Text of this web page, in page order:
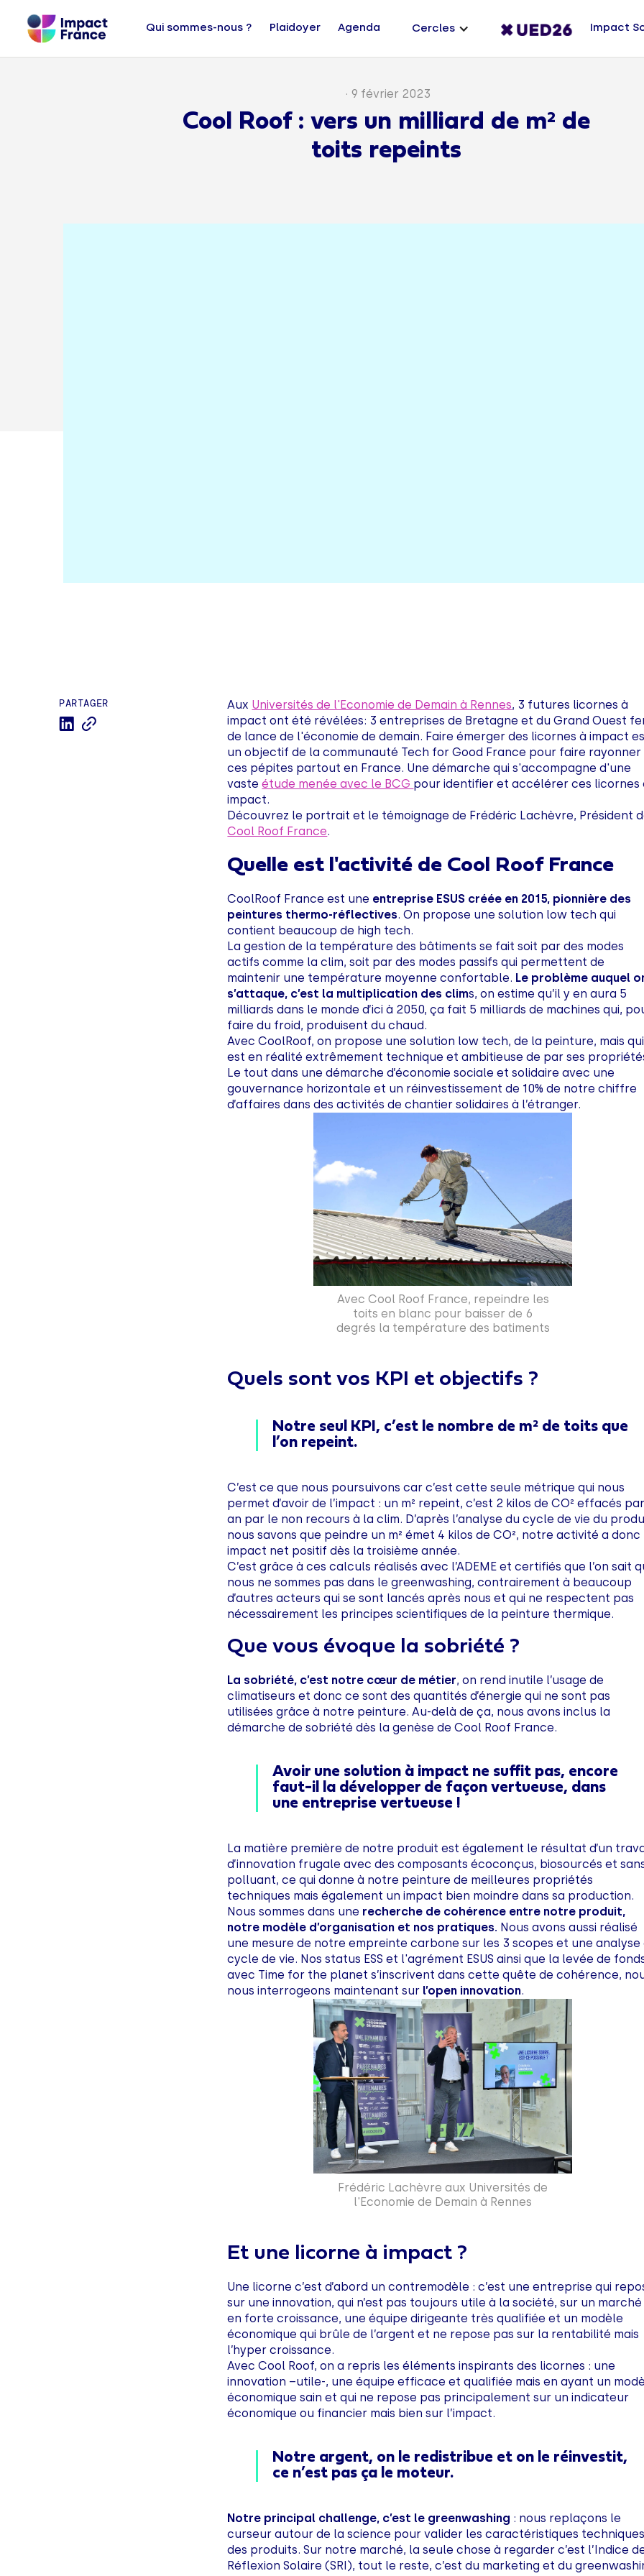
Qui sommes-nous ? Plaidoyer Agenda Cercles Impact
· 9 février 2023
Cool Roof : vers un milliard de m² de
toits repeints
PARTAGER Aux Universités de l'Economie de Demain à Rennes, 3 futures licornes à
impact ont été révélées: 3 entreprises de Bretagne et du Grand Ouest
de lance de l'économie de demain. Faire émerger des licornes à impact
un objectif de la communauté Tech for Good France pour faire rayonner
ces pépites partout en France. Une démarche qui s'accompagne d'une
vasteétude menée avec le BCG pour identifier et accélérer ces licornes
impact.
Découvrez le portrait et le témoignage de Frédéric Lachèvre, Président
Cool Roof France.
Quelle est l'activité de Cool Roof France
CoolRoof France est une entreprise ESUS créée en 2015, pionnière des
peintures thermo-réflectives. On propose une solution low tech qui
contient beaucoup de high tech.
La gestion de la température des bâtiments se fait soit par des modes
actifs comme la clim, soit par des modes passifs qui permettent de
maintenir une température moyenne confortable. Le problème auquel
s’attaque, c’est la multiplication des clims, on estime qu’il y en aura 5
milliards dans le monde d’ici à 2050, ça fait 5 milliards de machines qui,
faire du froid, produisent du chaud.
Avec CoolRoof, on propose une solution low tech, de la peinture, mais qui
est en réalité extrêmement technique et ambitieuse de par ses
Le tout dans une démarche d’économie sociale et solidaire avec une
gouvernance horizontale et un réinvestissement de 10% de notre chiffre
d’affaires dans des activités de chantier solidaires à l’étranger.
Avec Cool Roof France, repeindre les
toits en blanc pour baisser de 6
degrés la température des batiments
Quels sont vos KPI et objectifs ?
Notre seul KPI, c’est le nombre de m² de toits que
l’on repeint.
C’est ce que nous poursuivons car c’est cette seule métrique qui nous
permet d’avoir de l’impact : un m² repeint, c’est 2 kilos de CO² effacés
an par le non recours à la clim. D’après l’analyse du cycle de vie du
nous savons que peindre un m² émet 4 kilos de CO², notre activité a donc
impact net positif dès la troisième année.
C’est grâce à ces calculs réalisés avec l’ADEME et certifiés que l’on sait
nous ne sommes pas dans le greenwashing, contrairement à beaucoup
d’autres acteurs qui se sont lancés après nous et qui ne respectent pas
nécessairement les principes scientifiques de la peinture thermique.
Que vous évoque la sobriété ?
La sobriété, c’est notre cœur de métier, on rend inutile l’usage de
climatiseurs et donc ce sont des quantités d’énergie qui ne sont pas
utilisées grâce à notre peinture. Au-delà de ça, nous avons inclus la
démarche de sobriété dès la genèse de Cool Roof France.
Avoir une solution à impact ne suffit pas, encore
faut-il la développer de façon vertueuse, dans
une entreprise vertueuse !
La matière première de notre produit est également le résultat d’un
d’innovation frugale avec des composants écoconçus, biosourcés et
polluant, ce qui donne à notre peinture de meilleures propriétés
techniques mais également un impact bien moindre dans sa production.
Nous sommes dans une recherche de cohérence entre notre produit,
notre modèle d’organisation et nos pratiques. Nous avons aussi réalisé
une mesure de notre empreinte carbone sur les 3 scopes et une analyse
cycle de vie. Nos status ESS et l'agrément ESUS ainsi que la levée de
avec Time for the planet s’inscrivent dans cette quête de cohérence,
nous interrogeons maintenant sur l’open innovation.
Frédéric Lachèvre aux Universités de
l'Economie de Demain à Rennes
Et une licorne à impact ?
Une licorne c’est d’abord un contremodèle : c’est une entreprise qui
sur une innovation, qui n’est pas toujours utile à la société, sur un marché
en forte croissance, une équipe dirigeante très qualifiée et un modèle
économique qui brûle de l’argent et ne repose pas sur la rentabilité mais
l’hyper croissance.
Avec Cool Roof, on a repris les éléments inspirants des licornes : une
innovation –utile-, une équipe efficace et qualifiée mais en ayant un
économique sain et qui ne repose pas principalement sur un indicateur
économique ou financier mais bien sur l’impact.
Notre argent, on le redistribue et on le réinvestit,
ce n’est pas ça le moteur.
Notre principal challenge, c’est le greenwashing : nous replaçons le
curseur autour de la science pour valider les caractéristiques
des produits. Sur notre marché, la seule chose à regarder c’est l’Indice
Réflexion Solaire (SRI), tout le reste, c’est du marketing et du